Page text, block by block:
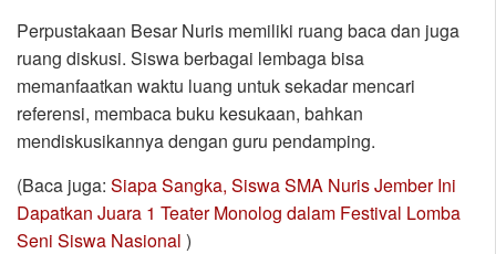
Perpustakaan Besar Nuris memiliki ruang baca dan juga
ruang diskusi. Siswa berbagai lembaga bisa
memanfaatkan waktu luang untuk sekadar mencari
referensi, membaca buku kesukaan, bahkan
mendiskusikannya dengan guru pendamping.
(Baca juga: Siapa Sangka, Siswa SMA Nuris Jember Ini
Dapatkan Juara 1 Teater Monolog dalam Festival Lomba
Seni Siswa Nasional )